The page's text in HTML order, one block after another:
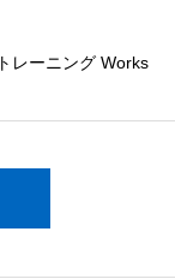
レーニング Works